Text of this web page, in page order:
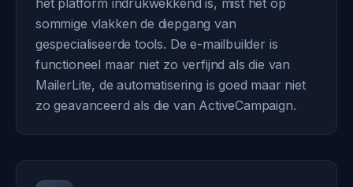
het platform indrukwekkend is, mist het op
sommige vlakken de diepgang van
gespecialiseerde tools. De e-mailbuilder is
functioneel maar niet zo verfijnd als die van
MailerLite, de automatisering is goed maar niet
zo geavanceerd als die van ActiveCampaign.